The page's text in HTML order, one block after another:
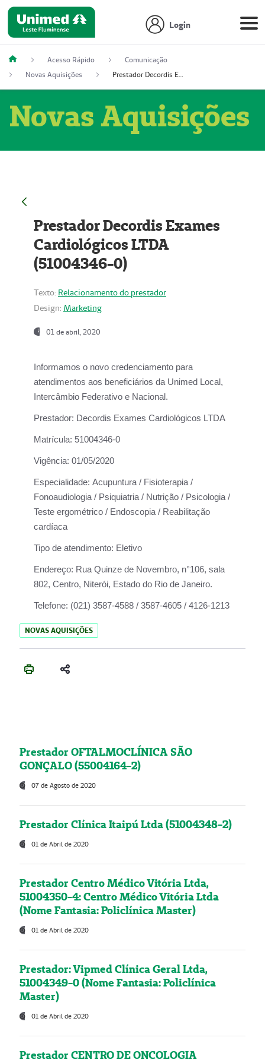
Login
Acesso Rápido
Comunicação
Novas Aquisições
Prestador Decordis Exames Cardiológicos LTDA (51004346-0)
Novas Aquisições
Prestador Decordis Exames
Cardiológicos LTDA
(51004346-0)
Texto: Relacionamento do prestador
Design: Marketing
01 de abril, 2020
Informamos o novo credenciamento para
atendimentos aos beneficiários da Unimed Local,
Intercâmbio Federativo e Nacional.
Prestador: Decordis Exames Cardiológicos LTDA
Matrícula: 51004346-0
Vigência: 01/05/2020
Especialidade: Acupuntura / Fisioterapia /
Fonoaudiologia / Psiquiatria / Nutrição / Psicologia /
Teste ergométrico / Endoscopia / Reabilitação
cardíaca
Tipo de atendimento: Eletivo
Endereço: Rua Quinze de Novembro, n°106, sala
802, Centro, Niterói, Estado do Rio de Janeiro.
Telefone: (021) 3587-4588 / 3587-4605 / 4126-1213
NOVAS AQUISIÇÕES
Prestador OFTALMOCLÍNICA SÃO
GONÇALO (55004164-2)
07 de Agosto de 2020
Prestador Clínica Itaipú Ltda (51004348-2)
01 de Abril de 2020
Prestador Centro Médico Vitória Ltda,
51004350-4: Centro Médico Vitória Ltda
(Nome Fantasia: Policlínica Master)
01 de Abril de 2020
Prestador: Vipmed Clínica Geral Ltda,
51004349-0 (Nome Fantasia: Policlínica
Master)
01 de Abril de 2020
Prestador CENTRO DE ONCOLOGIA